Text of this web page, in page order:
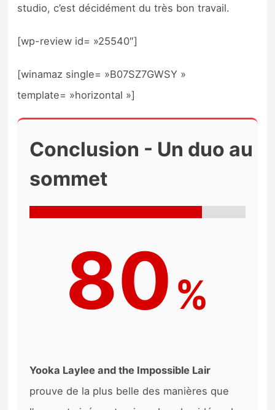
studio, c’est décidément du très bon travail.
[wp-review id= »25540″]
[winamaz single= »B07SZ7GWSY »
template= »horizontal »]
Conclusion - Un duo au
sommet
80 %
Yooka Laylee and the Impossible Lair
prouve de la plus belle des manières que